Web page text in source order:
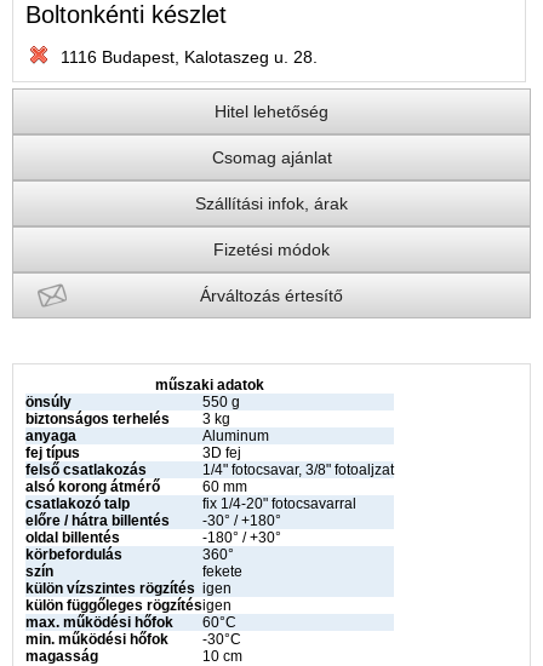
Boltonkénti készlet
1116 Budapest, Kalotaszeg u. 28.
Hitel lehetőség
Csomag ajánlat
Szállítási infok, árak
Fizetési módok
Árváltozás értesítő
műszaki adatok
önsúly
550 g
biztonságos terhelés
3 kg
anyaga
Aluminum
fej típus
3D fej
felső csatlakozás
1/4" fotocsavar, 3/8" fotoaljzat
alsó korong átmérő
60 mm
csatlakozó talp
fix 1/4-20" fotocsavarral
előre / hátra billentés
-30° / +180°
oldal billentés
-180° / +30°
körbefordulás
360°
szín
fekete
külön vízszintes rögzítés igen
külön függőleges rögzítésigen
max. működési hőfok
60°C
min. működési hőfok
-30°C
magasság
10 cm